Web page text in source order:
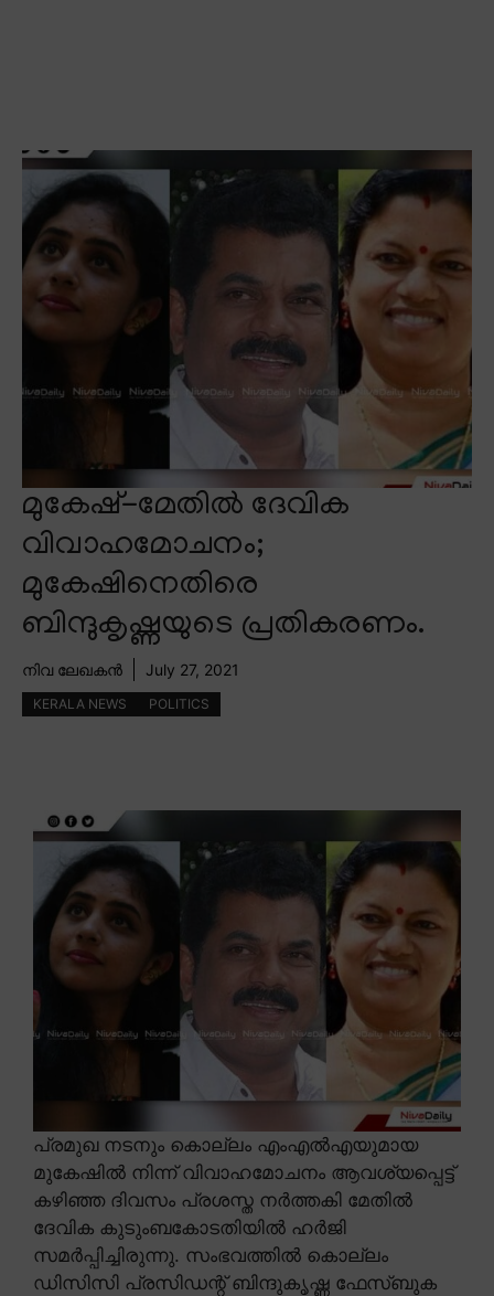
മുകേഷ്-മേതിൽ ദേവിക
വിവാഹമോചനം;
മുകേഷിനെതിരെ
ബിന്ദുകൃഷ്ണയുടെ പ്രതികരണം.
നിവ ലേഖകൻ July 27, 2021
KERALA NEWS POLITICS
പ്രമുഖ നടനും കൊല്ലം എംഎൽഎയുമായ
മുകേഷിൽ നിന്ന് വിവാഹമോചനം ആവശ്യപ്പെട്ട്
കഴിഞ്ഞ ദിവസം പ്രശസ്ത നർത്തകി മേതിൽ
ദേവിക കുടുംബകോടതിയിൽ ഹർജി
സമർപ്പിച്ചിരുന്നു. സംഭവത്തിൽ കൊല്ലം
ഡിസിസി പ്രസിഡന്റ് ബിന്ദുകൃഷ്ണ ഫേസ്ബുക